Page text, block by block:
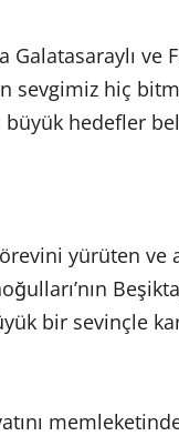
Galatasaraylı ve
sevgimiz hiç
hedefler
yürüten ve
bir sevinçle